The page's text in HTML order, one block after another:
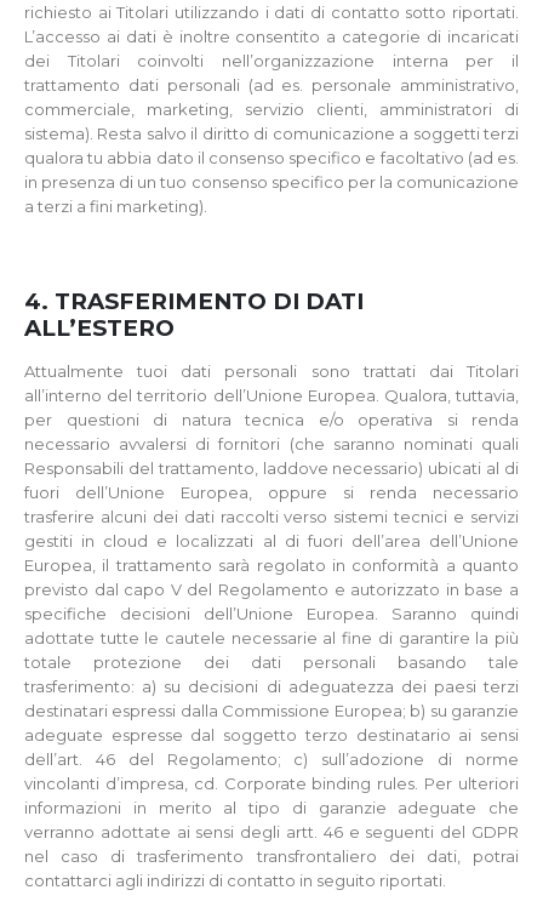
richiesto ai Titolari utilizzando i dati di contatto sotto riportati.
L’accesso ai dati è inoltre consentito a categorie di incaricati
dei Titolari coinvolti nell’organizzazione interna per il
trattamento dati personali (ad es. personale amministrativo,
commerciale, marketing, servizio clienti, amministratori di
sistema). Resta salvo il diritto di comunicazione a soggetti terzi
qualora tu abbia dato il consenso specifico e facoltativo (ad es.
in presenza di un tuo consenso specifico per la comunicazione
a terzi a fini marketing).
4. TRASFERIMENTO DI DATI
ALL’ESTERO
Attualmente tuoi dati personali sono trattati dai Titolari
all’interno del territorio dell’Unione Europea. Qualora, tuttavia,
per questioni di natura tecnica e/o operativa si renda
necessario avvalersi di fornitori (che saranno nominati quali
Responsabili del trattamento, laddove necessario) ubicati al di
fuori dell’Unione Europea, oppure si renda necessario
trasferire alcuni dei dati raccolti verso sistemi tecnici e servizi
gestiti in cloud e localizzati al di fuori dell’area dell’Unione
Europea, il trattamento sarà regolato in conformità a quanto
previsto dal capo V del Regolamento e autorizzato in base a
specifiche decisioni dell’Unione Europea. Saranno quindi
adottate tutte le cautele necessarie al fine di garantire la più
totale protezione dei dati personali basando tale
trasferimento: a) su decisioni di adeguatezza dei paesi terzi
destinatari espressi dalla Commissione Europea; b) su garanzie
adeguate espresse dal soggetto terzo destinatario ai sensi
dell’art. 46 del Regolamento; c) sull’adozione di norme
vincolanti d’impresa, cd. Corporate binding rules. Per ulteriori
informazioni in merito al tipo di garanzie adeguate che
verranno adottate ai sensi degli artt. 46 e seguenti del GDPR
nel caso di trasferimento transfrontaliero dei dati, potrai
contattarci agli indirizzi di contatto in seguito riportati.